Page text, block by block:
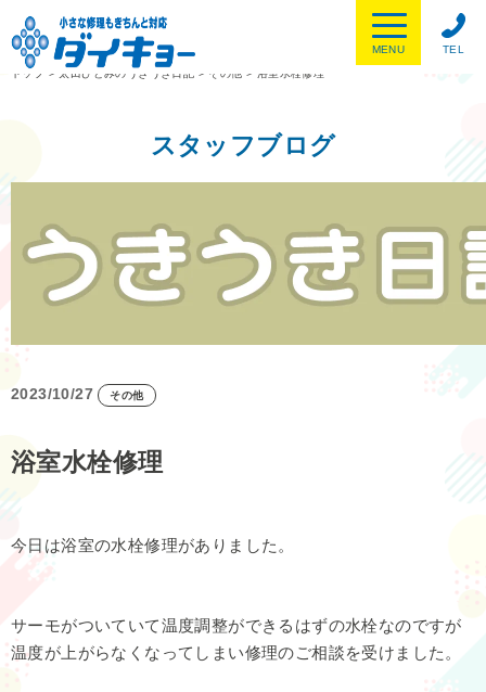
TEL
MENU
トップ
> 太田ひとみのうきうき日記 > その他 > 浴室水栓修理
スタッフブログ
2023/10/27 その他
浴室水栓修理
今日は浴室の水栓修理がありました。
サーモがついていて温度調整ができるはずの水栓なのですが
温度が上がらなくなってしまい修理のご相談を受けました。